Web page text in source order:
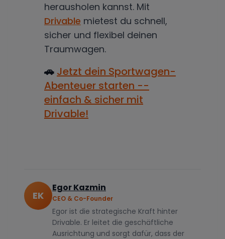
herausholen kannst. Mit
Drivable mietest du schnell,
sicher und flexibel deinen
Traumwagen.
🚗 Jetzt dein Sportwagen-
Abenteuer starten --
einfach & sicher mit
Drivable!
EK
Egor Kazmin
CEO & Co-Founder
Egor ist die strategische Kraft hinter
Drivable. Er leitet die geschäftliche
Ausrichtung und sorgt dafür, dass der